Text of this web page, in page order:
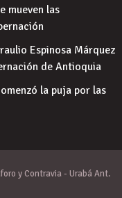
mueven las
Espinosa Márquez
de Antioquia
la puja por las
y Contravia - Urabá Ant.